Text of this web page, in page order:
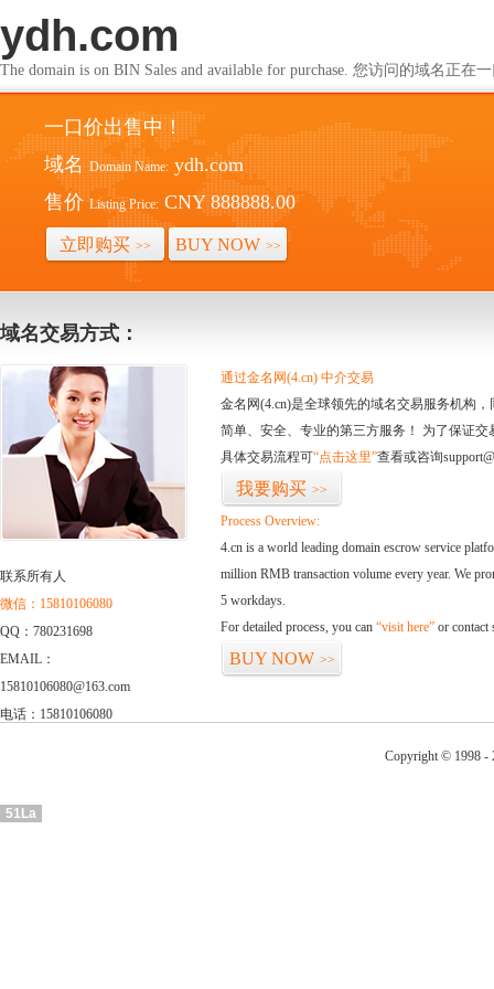
ydh.com
The domain is on BIN Sales and available for purchase. 您访问的域名正在
一口价出售中！
域名 Domain Name: ydh.com
售价 Listing Price: CNY 888888.00
立即购买 >> BUY NOW >>
域名交易方式：
联系所有人
微信：15810106080
QQ：780231698
EMAIL：
15810106080@163.com
电话：15810106080
通过金名网(4.cn) 中介交易
金名网(4.cn)是全球领先的域名交易服务机构
简单、安全、专业的第三方服务！ 为了保证
具体交易流程可“点击这里”查看或咨询
我要购买 >>
Process Overview:
4.cn is a world leading domain escrow service
million RMB transaction volume every year. We
5 workdays.
For detailed process, you can “visit here” or contact
BUY NOW >>
Copyright © 1998 -
51La